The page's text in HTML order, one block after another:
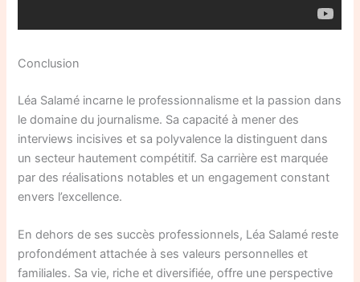
Conclusion
Léa Salamé incarne le professionnalisme et la passion dans
le domaine du journalisme. Sa capacité à mener des
interviews incisives et sa polyvalence la distinguent dans
un secteur hautement compétitif. Sa carrière est marquée
par des réalisations notables et un engagement constant
envers l’excellence.
En dehors de ses succès professionnels, Léa Salamé reste
profondément attachée à ses valeurs personnelles et
familiales. Sa vie, riche et diversifiée, offre une perspective